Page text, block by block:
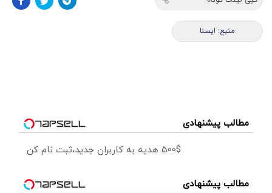
منبع: ايسنا
مطالب پیشنهادی
500$ هدیه به کاربران جدید،ثبت نام کن
مطالب پیشنهادی